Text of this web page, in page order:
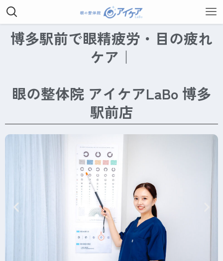
博多駅前で眼精疲労・目の疲れ
ケア｜
眼の整体院 アイケアLaBo 博多
駅前店